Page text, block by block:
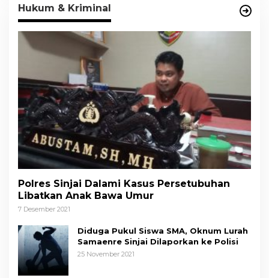
Hukum & Kriminal
Polres Sinjai Dalami Kasus Persetubuhan
Libatkan Anak Bawa Umur
7 Desember 2021
Diduga Pukul Siswa SMA, Oknum Lurah
Samaenre Sinjai Dilaporkan ke Polisi
25 November 2021